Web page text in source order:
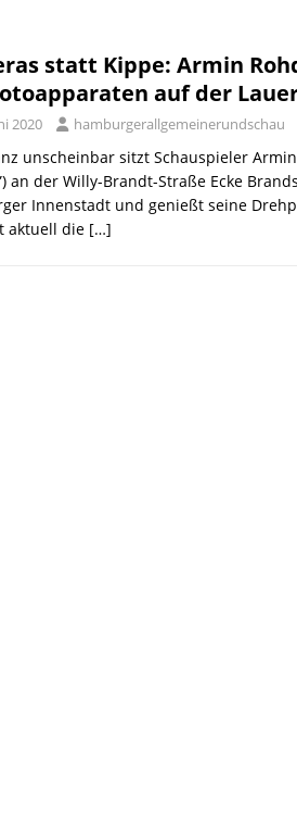
statt Kippe: Armin
auf der
2020 hamburgerallgemeinerundschau
unscheinbar sitzt Schauspieler
an der Willy-Brandt-Straße Ecke
Innenstadt und genießt seine
aktuell die […]